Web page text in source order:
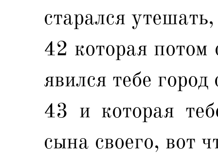
старался утешать,
42 которая потом
явился тебе
43 и которая
сына своего, вот